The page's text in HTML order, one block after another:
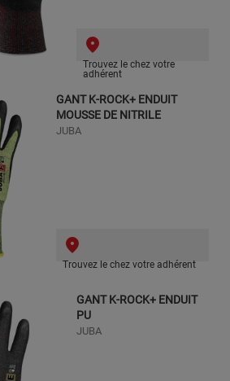
Trouvez le chez votre
adhérent
GANT K-ROCK+ ENDUIT
MOUSSE DE NITRILE
JUBA
Trouvez le chez votre adhérent
GANT K-ROCK+ ENDUIT
PU
JUBA